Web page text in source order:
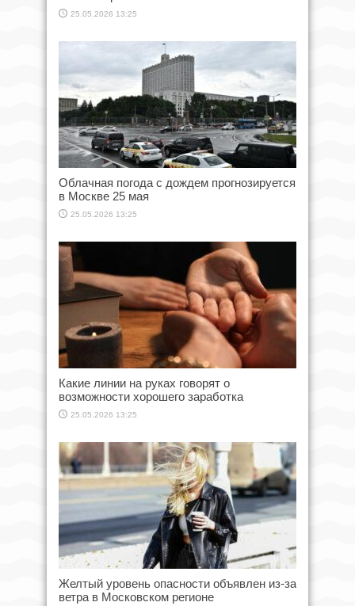
25.05.2026 13:25
Облачная погода с дождем прогнозируется
в Москве 25 мая
25.05.2026 13:25
Какие линии на руках говорят о
возможности хорошего заработка
25.05.2026 13:25
Желтый уровень опасности объявлен из-за
ветра в Московском регионе